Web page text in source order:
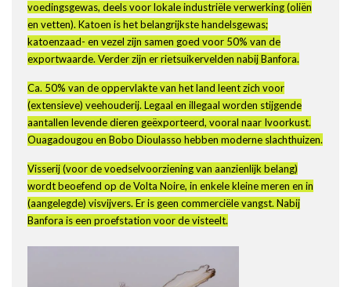
voedingsgewas, deels voor lokale industriële verwerking (oliën
en vetten). Katoen is het belangrijkste handelsgewas;
katoenzaad- en vezel zijn samen goed voor 50% van de
exportwaarde. Verder zijn er rietsuikervelden nabij Banfora.
Ca. 50% van de oppervlakte van het land leent zich voor
(extensieve) veehouderij. Legaal en illegaal worden stijgende
aantallen levende dieren geëxporteerd, vooral naar Ivoorkust.
Ouagadougou en Bobo Dioulasso hebben moderne slachthuizen.
Visserij (voor de voedselvoorziening van aanzienlijk belang)
wordt beoefend op de Volta Noire, in enkele kleine meren en in
(aangelegde) visvijvers. Er is geen commerciële vangst. Nabij
Banfora is een proefstation voor de visteelt.